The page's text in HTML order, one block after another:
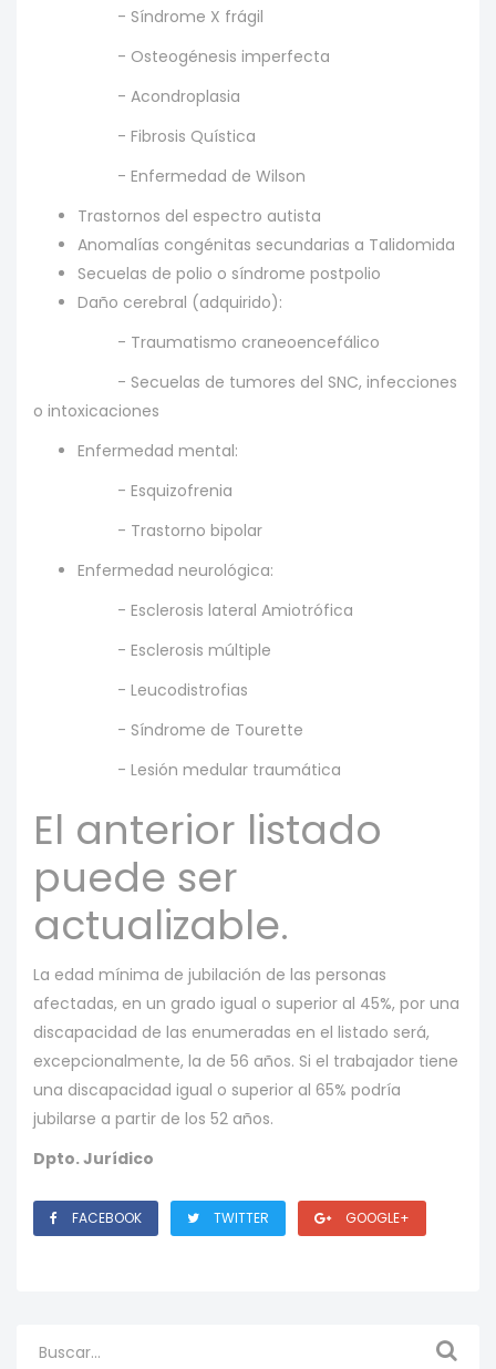
- Síndrome X frágil
- Osteogénesis imperfecta
- Acondroplasia
- Fibrosis Quística
- Enfermedad de Wilson
Trastornos del espectro autista
Anomalías congénitas secundarias a Talidomida
Secuelas de polio o síndrome postpolio
Daño cerebral (adquirido):
- Traumatismo craneoencefálico
- Secuelas de tumores del SNC, infecciones
o intoxicaciones
Enfermedad mental:
- Esquizofrenia
- Trastorno bipolar
Enfermedad neurológica:
- Esclerosis lateral Amiotrófica
- Esclerosis múltiple
- Leucodistrofias
- Síndrome de Tourette
- Lesión medular traumática
El anterior listado
puede ser
actualizable.
La edad mínima de jubilación de las personas
afectadas, en un grado igual o superior al 45%, por una
discapacidad de las enumeradas en el listado será,
excepcionalmente, la de 56 años. Si el trabajador tiene
una discapacidad igual o superior al 65% podría
jubilarse a partir de los 52 años.
Dpto. Jurídico
FACEBOOK TWITTER GOOGLE+